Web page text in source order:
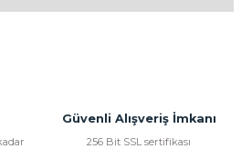
Güvenli Alışveriş İmkanı
256 Bit SSL sertifikası